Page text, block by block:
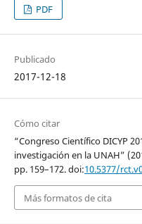
PDF
Publicado
2017-12-18
Cómo citar
“Congreso Científico DICYP
investigación en la UNAH”
pp. 159–172. doi:10.5377/
Más formatos de cita